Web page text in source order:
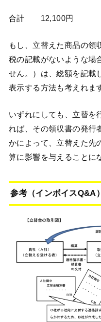
合計 12,100円
もし、立替えた商品の領
税の記載がないような場
せん。）は、総額を記
表示する方法も考えれま
いずれにしても、立替を
れば、その領収書の発行
かによって、立替えた先
算に影響を与えることに
参考（インボイスQ&A）